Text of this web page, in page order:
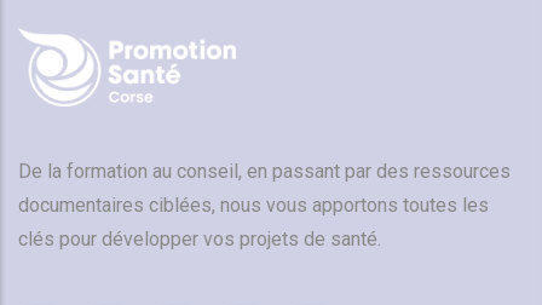
De la formation au conseil, en passant par des ressources
documentaires ciblées, nous vous apportons toutes les
clés pour développer vos projets de santé.